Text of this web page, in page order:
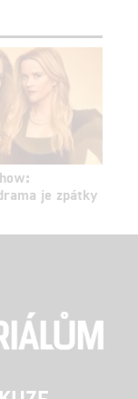
je zpátky